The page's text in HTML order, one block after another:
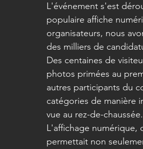
L'événement s'est
populaire affiche
organisateurs, nous
des milliers de
Des centaines de
photos primées au
autres participants du
catégories de manière
vue au rez-de-chaussée.
L'affichage numérique,
permettait non